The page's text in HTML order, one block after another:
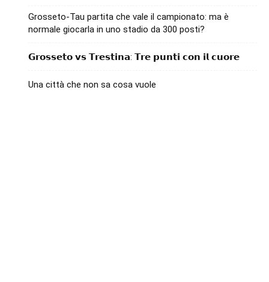
Grosseto-Tau partita che vale il campionato: ma è
normale giocarla in uno stadio da 300 posti?
𝗚𝗿𝗼𝘀𝘀𝗲𝘁𝗼 𝘃𝘀 𝗧𝗿𝗲𝘀𝘁𝗶𝗻𝗮: 𝗧𝗿𝗲 𝗽𝘂𝗻𝘁𝗶 𝗰𝗼𝗻 𝗶𝗹 𝗰𝘂𝗼𝗿𝗲
Una città che non sa cosa vuole